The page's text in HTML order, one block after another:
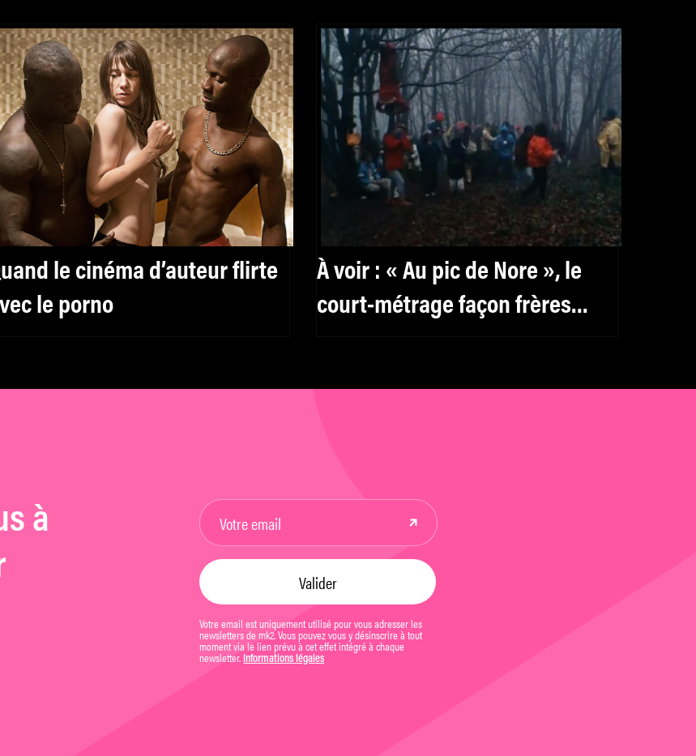
le cinéma d’auteur flirte
le porno
À voir : « Au pic de Nore », le
court-métrage façon frères
à
Votre email est uniquement utilisé pour vous adresser les
newsletters de mk2. Vous pouvez vous y désinscrire à tout
moment via le lien prévu à cet effet intégré à chaque
newsletter. Informations légales